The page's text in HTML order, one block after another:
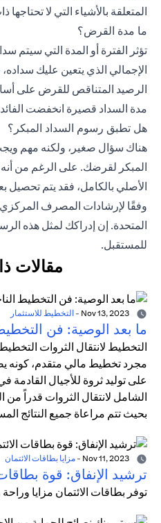
المتعلقة بالأشياء التي لا تحتاجها
ما مدة القرض؟
تؤثر الفترة أو المدة التي سيتم
الإجمالي الذي يتعين عليك
الرصيد المتناقص للقرض على
مدة السداد قصيرة انخفضت
هل تطبق رسوم السداد المبكر؟
هناك سؤال صغير، ولكنه مهم
المبكر لقرضك. على الرغم من أنه
الأصلي بالكامل، فقد يتم تحصيل
وفقًا لإرشادات المصرف المركزي
المتحدة. إن إدراكك لمثل هذه
للمستقبل.
مقالات
- التخطيط للاستثمار
ما بعد الوصية: فن
التخطيط لانتقال الثروات
مجرد تخطيط مالي متقدم، كونه
على توليد ثروة للأجيال
الشامل لانتقال الثروات قدراً من
بحيث تتم مراعاة جميع النتائج
- مزايا بطاقات الائتمان
ترشيد الإنفاق: قوة
توفر بطاقات الائتمان مزايا